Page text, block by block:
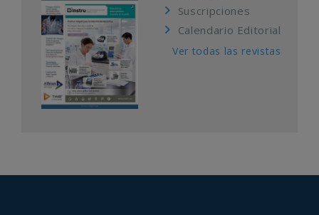
Suscripciones
Calendario Editorial
Ver todas las revistas